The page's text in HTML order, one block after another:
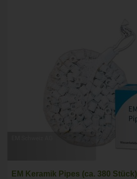
EM Keramik Pipes (ca. 380 Stück)